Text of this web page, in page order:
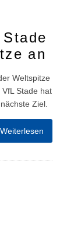
an
Weltspitze
Stade hat
Ziel.
Weiterlesen